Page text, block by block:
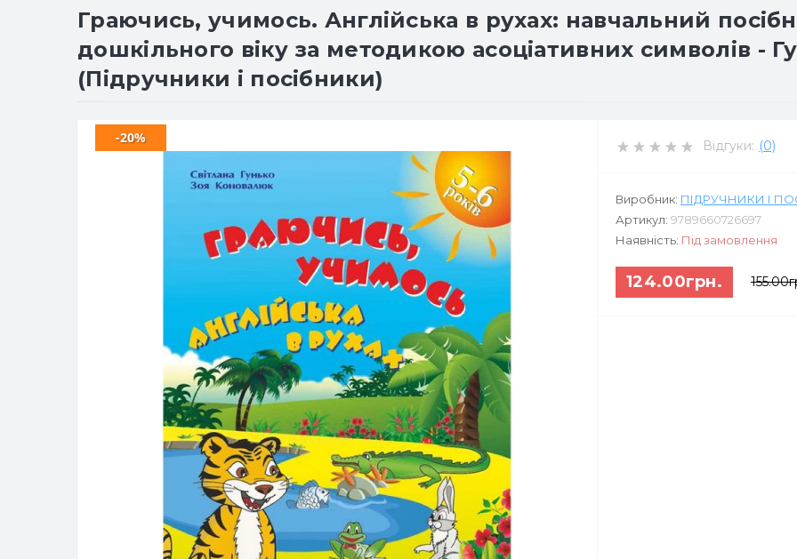
Граючись, учимось. Англійська в рухах: навчальний
дошкільного віку за методикою асоціативних символів -
(Підручники і посібники)
-20% Відгуки: (0)
Виробник: ПІДРУЧНИКИ І
Артикул: 9789660726697
Наявність: Під замовлення
124.00грн.